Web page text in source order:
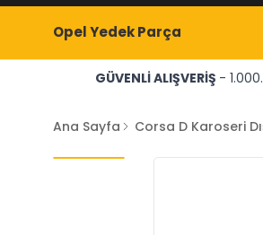
Opel Yedek Parça
GÜVENLİ ALIŞVERİŞ -
Ana Sayfa Corsa D Karoseri